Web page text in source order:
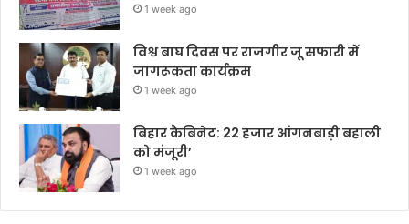
1 week ago
विश्व बाघ दिवस पर राजगीर जू सफारी में
जागरूकता कार्यक्रम
1 week ago
बिहार कैबिनेट: 22 हजार आंगनबाड़ी बहाली
को मंजूरी’
1 week ago